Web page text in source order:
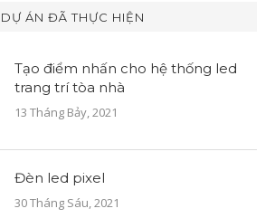
DỰ ÁN ĐÃ THỰC HIỆN
Tạo điểm nhấn cho hệ thống led
trang trí tòa nhà
13 Tháng Bảy, 2021
Đèn led pixel
30 Tháng Sáu, 2021